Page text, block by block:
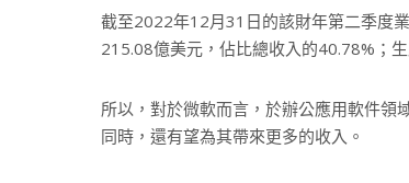
截至2022年12月31日的該財年第二季度
215.08億美元，佔比總收入的40.78%；
所以，對於微軟而言，於辦公應用軟件領
同時，還有望為其帶來更多的收入。